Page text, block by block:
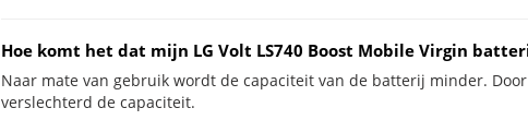
Hoe komt het dat mijn LG Volt LS740 Boost Mobile Virgin
Naar mate van gebruik wordt de capaciteit van de batterij minder.
verslechterd de capaciteit.